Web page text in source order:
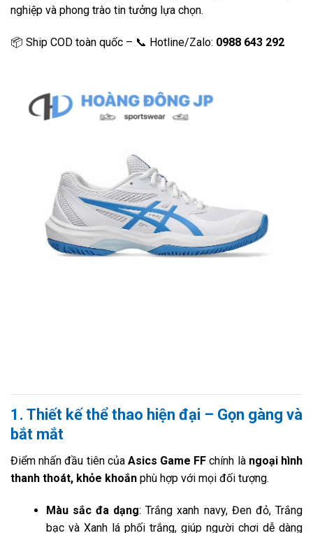
nghiệp và phong trào tin tưởng lựa chọn.
📦 Ship COD toàn quốc – 📞 Hotline/Zalo: 0988 643 292
1. Thiết kế thể thao hiện đại – Gọn gàng và
bắt mắt
Điểm nhấn đầu tiên của Asics Game FF chính là ngoại hình
thanh thoát, khỏe khoắn phù hợp với mọi đối tượng.
Màu sắc đa dạng: Trắng xanh navy, Đen đỏ, Trắng
bạc và Xanh lá phối trắng, giúp người chơi dễ dàng